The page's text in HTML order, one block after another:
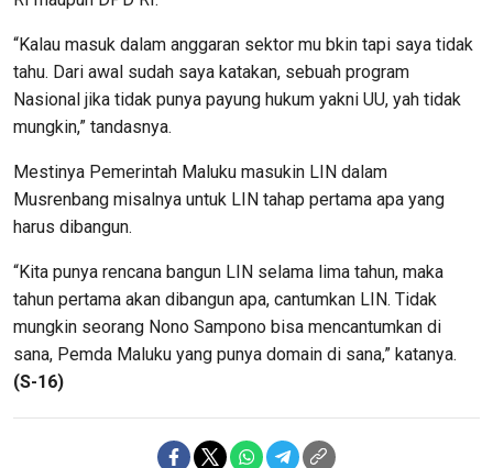
“Kalau masuk dalam anggaran sektor mu bkin tapi saya tidak
tahu. Dari awal sudah saya katakan, sebuah program
Nasional jika tidak punya payung hukum yakni UU, yah tidak
mungkin,” tandasnya.
Mestinya Pemerintah Maluku masukin LIN dalam
Musrenbang misalnya untuk LIN tahap pertama apa yang
harus dibangun.
“Kita punya rencana bangun LIN selama lima tahun, maka
tahun pertama akan dibangun apa, cantumkan LIN. Tidak
mungkin seorang Nono Sampono bisa mencantumkan di
sana, Pemda Maluku yang punya domain di sana,” katanya.
(S-16)